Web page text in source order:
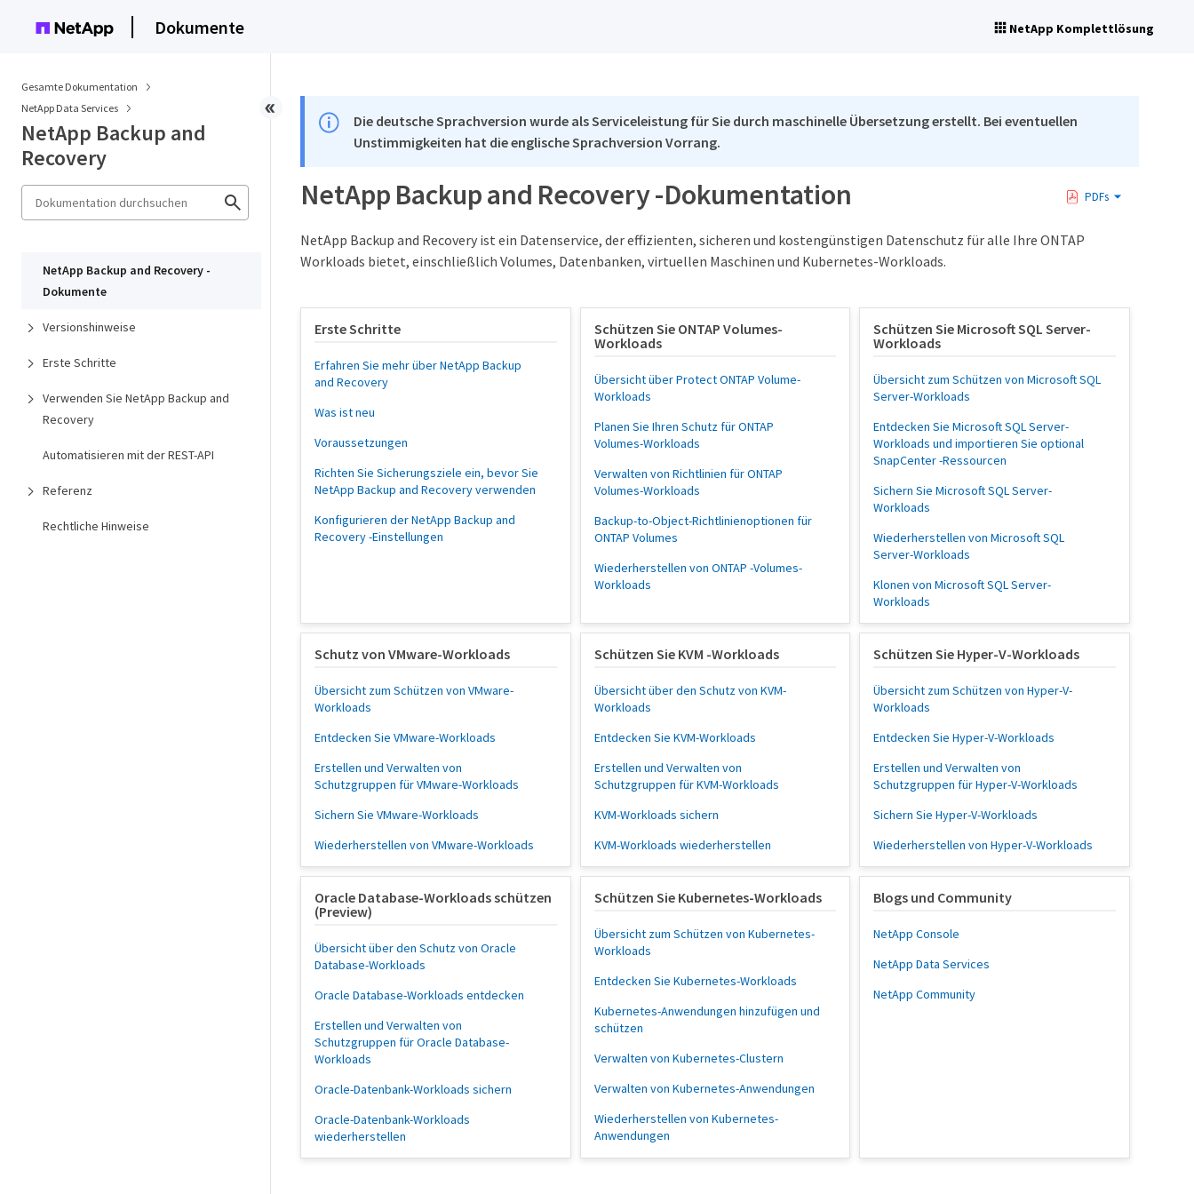
Dokumente NetApp Komplettlösung
Gesamte Dokumentation
NetApp Data Services
NetApp Backup and
Recovery
NetApp Backup and Recovery -
Dokumente
Versionshinweise
Erste Schritte
Verwenden Sie NetApp Backup and
Recovery
Automatisieren mit der REST-API
Referenz
Rechtliche Hinweise
Die deutsche Sprachversion wurde als Serviceleistung für Sie durch maschinelle Übersetzung erstellt. Bei eventuellen
Unstimmigkeiten hat die englische Sprachversion Vorrang.
NetApp Backup and Recovery -Dokumentation PDFs
NetApp Backup and Recovery ist ein Datenservice, der effizienten, sicheren und kostengünstigen Datenschutz für alle Ihre ONTAP
Workloads bietet, einschließlich Volumes, Datenbanken, virtuellen Maschinen und Kubernetes-Workloads.
Erste Schritte
Erfahren Sie mehr über NetApp Backup
and Recovery
Was ist neu
Voraussetzungen
Richten Sie Sicherungsziele ein, bevor Sie
NetApp Backup and Recovery verwenden
Konfigurieren der NetApp Backup and
Recovery -Einstellungen
Schützen Sie ONTAP Volumes-
Workloads
Übersicht über Protect ONTAP Volume-
Workloads
Planen Sie Ihren Schutz für ONTAP
Volumes-Workloads
Verwalten von Richtlinien für ONTAP
Volumes-Workloads
Backup-to-Object-Richtlinienoptionen für
ONTAP Volumes
Wiederherstellen von ONTAP -Volumes-
Workloads
Schützen Sie Microsoft SQL Server-
Workloads
Übersicht zum Schützen von Microsoft SQL
Server-Workloads
Entdecken Sie Microsoft SQL Server-
Workloads und importieren Sie optional
SnapCenter -Ressourcen
Sichern Sie Microsoft SQL Server-
Workloads
Wiederherstellen von Microsoft SQL
Server-Workloads
Klonen von Microsoft SQL Server-
Workloads
Schutz von VMware-Workloads
Übersicht zum Schützen von VMware-
Workloads
Entdecken Sie VMware-Workloads
Erstellen und Verwalten von
Schutzgruppen für VMware-Workloads
Sichern Sie VMware-Workloads
Wiederherstellen von VMware-Workloads
Schützen Sie KVM -Workloads
Übersicht über den Schutz von KVM-
Workloads
Entdecken Sie KVM-Workloads
Erstellen und Verwalten von
Schutzgruppen für KVM-Workloads
KVM-Workloads sichern
KVM-Workloads wiederherstellen
Schützen Sie Hyper-V-Workloads
Übersicht zum Schützen von Hyper-V-
Workloads
Entdecken Sie Hyper-V-Workloads
Erstellen und Verwalten von
Schutzgruppen für Hyper-V-Workloads
Sichern Sie Hyper-V-Workloads
Wiederherstellen von Hyper-V-Workloads
Oracle Database-Workloads schützen
(Preview)
Übersicht über den Schutz von Oracle
Database-Workloads
Oracle Database-Workloads entdecken
Erstellen und Verwalten von
Schutzgruppen für Oracle Database-
Workloads
Oracle-Datenbank-Workloads sichern
Oracle-Datenbank-Workloads
wiederherstellen
Schützen Sie Kubernetes-Workloads
Übersicht zum Schützen von Kubernetes-
Workloads
Entdecken Sie Kubernetes-Workloads
Kubernetes-Anwendungen hinzufügen und
schützen
Verwalten von Kubernetes-Clustern
Verwalten von Kubernetes-Anwendungen
Wiederherstellen von Kubernetes-
Anwendungen
Blogs und Community
NetApp Console
NetApp Data Services
NetApp Community